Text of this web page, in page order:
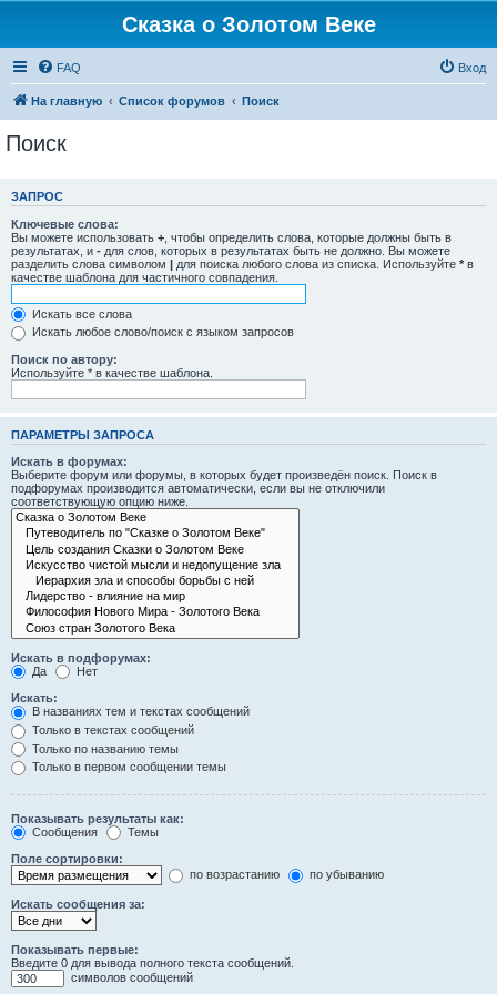
Сказка о Золотом Веке
FAQ Вход
На главную Список форумов Поиск
Поиск
ЗАПРОС
Ключевые слова:
Вы можете использовать + , чтобы определить слова, которые должны быть в
результатах, и - для слов, которых в результатах быть не должно. Вы можете
разделить слова символом | для поиска любого слова из списка. Используйте * в
качестве шаблона для частичного совпадения.
Искать все слова
Искать любое слово/поиск с языком запросов
Поиск по автору:
Используйте * в качестве шаблона.
ПАРАМЕТРЫ ЗАПРОСА
Искать в форумах:
Выберите форум или форумы, в которых будет произведён поиск. Поиск в
подфорумах производится автоматически, если вы не отключили
соответствующую опцию ниже.
Искать в подфорумах:
Да
Нет
Искать:
В названиях тем и текстах сообщений
Только в текстах сообщений
Только по названию темы
Только в первом сообщении темы
Показывать результаты как:
Сообщения
Темы
Поле сортировки:
по возрастанию
по убыванию
Искать сообщения за:
Показывать первые:
Введите 0 для вывода полного текста сообщений.
символов сообщений